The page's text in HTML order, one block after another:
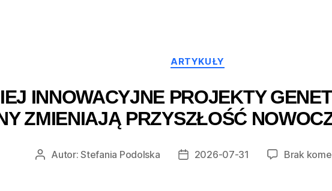
Kategorie
ARTYKUŁY
INNOWACYJNE PROJEKTY
ZMIENIAJĄ PRZYSZŁOŚĆ
AutorAutor:Stefania Podolska
Data2026-07-31 Brak